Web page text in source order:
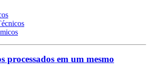
processados em um mesmo